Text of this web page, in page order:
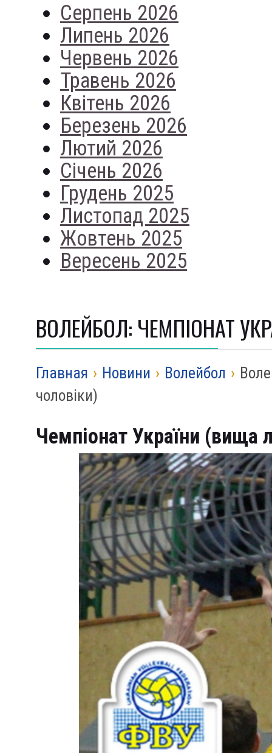
Серпень 2026
Липень 2026
Червень 2026
Травень 2026
Квітень 2026
Березень 2026
Лютий 2026
Січень 2026
Грудень 2025
Листопад 2025
Жовтень 2025
Вересень 2025
ВОЛЕЙБОЛ: ЧЕМПІОНАТ
Главная › Новини › Волейбол ›
чоловіки)
Чемпіонат України (вища